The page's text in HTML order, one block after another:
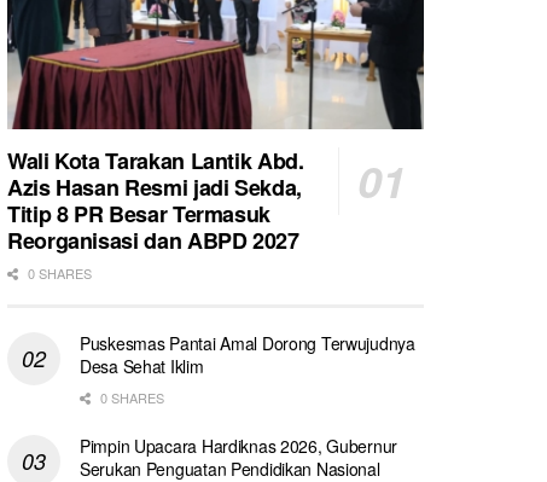
Wali Kota Tarakan Lantik Abd.
Azis Hasan Resmi jadi Sekda,
Titip 8 PR Besar Termasuk
Reorganisasi dan ABPD 2027
0 SHARES
Puskesmas Pantai Amal Dorong Terwujudnya
Desa Sehat Iklim
0 SHARES
Pimpin Upacara Hardiknas 2026, Gubernur
Serukan Penguatan Pendidikan Nasional